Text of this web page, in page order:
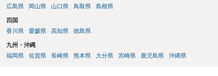
広島県
岡山県 山口県 鳥取県 島根県
四国
香川県
愛媛県 高知県 徳島県
九州・沖縄
福岡県
佐賀県 長崎県 熊本県 大分県 宮崎県 鹿児島県 沖縄県